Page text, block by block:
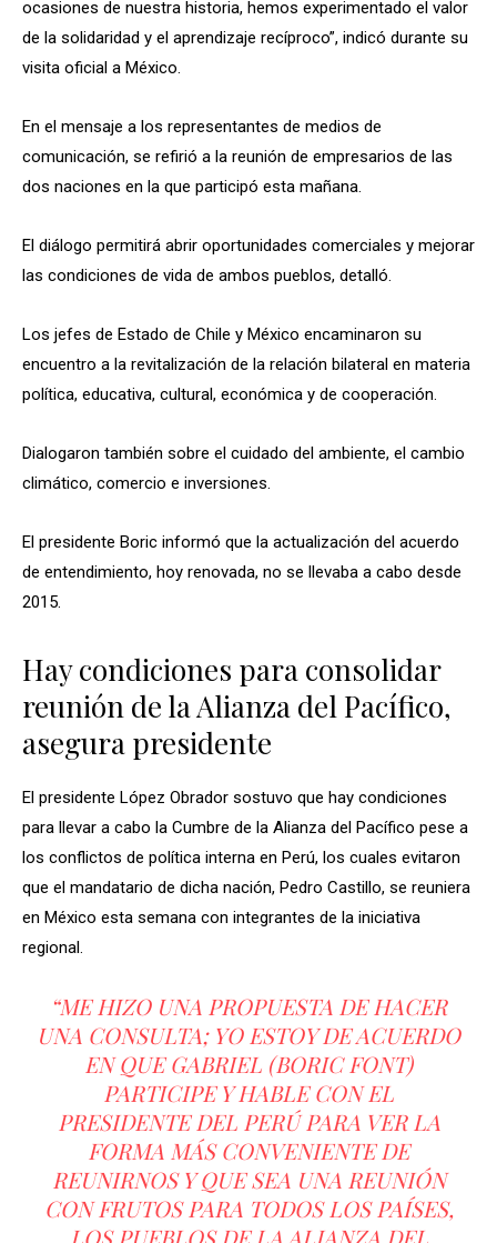
ocasiones de nuestra historia, hemos experimentado el valor
de la solidaridad y el aprendizaje recíproco”, indicó durante su
visita oficial a México.
En el mensaje a los representantes de medios de
comunicación, se refirió a la reunión de empresarios de las
dos naciones en la que participó esta mañana.
El diálogo permitirá abrir oportunidades comerciales y mejorar
las condiciones de vida de ambos pueblos, detalló.
Los jefes de Estado de Chile y México encaminaron su
encuentro a la revitalización de la relación bilateral en materia
política, educativa, cultural, económica y de cooperación.
Dialogaron también sobre el cuidado del ambiente, el cambio
climático, comercio e inversiones.
El presidente Boric informó que la actualización del acuerdo
de entendimiento, hoy renovada, no se llevaba a cabo desde
2015.
Hay condiciones para consolidar
reunión de la Alianza del Pacífico,
asegura presidente
El presidente López Obrador sostuvo que hay condiciones
para llevar a cabo la Cumbre de la Alianza del Pacífico pese a
los conflictos de política interna en Perú, los cuales evitaron
que el mandatario de dicha nación, Pedro Castillo, se reuniera
en México esta semana con integrantes de la iniciativa
regional.
“ME HIZO UNA PROPUESTA DE HACER
UNA CONSULTA; YO ESTOY DE ACUERDO
EN QUE GABRIEL (BORIC FONT)
PARTICIPE Y HABLE CON EL
PRESIDENTE DEL PERÚ PARA VER LA
FORMA MÁS CONVENIENTE DE
REUNIRNOS Y QUE SEA UNA REUNIÓN
CON FRUTOS PARA TODOS LOS PAÍSES,
LOS PUEBLOS DE LA ALIANZA DEL